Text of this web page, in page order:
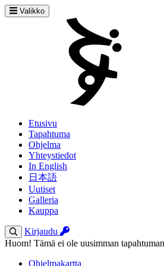
Valikko
Etusivu
Tapahtuma
Ohjelma
Yhteystiedot
In English
日本語
Uutiset
Galleria
Kauppa
Kirjaudu
Huom! Tämä ei ole uusimman
Ohjelmakartta